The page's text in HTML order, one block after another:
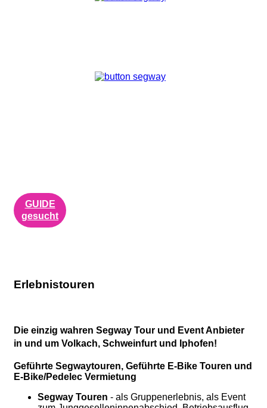
GUIDE
gesucht
Erlebnistouren
Die einzig wahren Segway Tour und Event Anbieter
in und um Volkach, Schweinfurt und Iphofen!
Geführte Segwaytouren, Geführte E-Bike Touren und
E-Bike/Pedelec Vermietung
Segway Touren - als Gruppenerlebnis, als Event